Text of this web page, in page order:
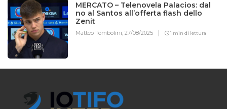
MERCATO – Telenovela Palacios: dal
no al Santos all’offerta flash dello
Zenit
Matteo Tombolini,27/08/2025 1 min di lettura